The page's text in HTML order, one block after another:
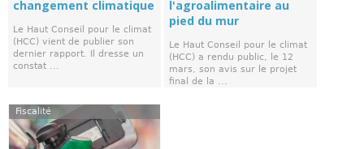
changement climatique
Le Haut Conseil pour le climat
(HCC) vient de publier son
dernier rapport. Il dresse un
constat ...
l'agroalimentaire au
pied du mur
Le Haut Conseil pour le climat
(HCC) a rendu public, le 12
mars, son avis sur le projet
final de la ...
Fiscalité